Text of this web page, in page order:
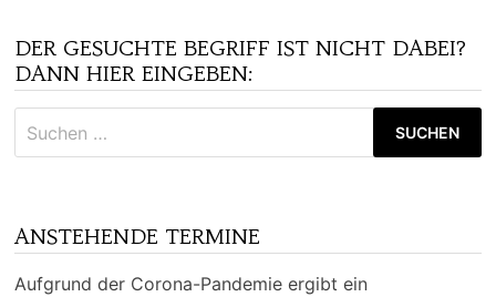
DER GESUCHTE BEGRIFF IST NICHT DABEI?
DANN HIER EINGEBEN:
nach:
ANSTEHENDE TERMINE
Aufgrund der Corona-Pandemie ergibt ein